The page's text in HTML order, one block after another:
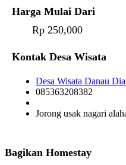
Harga Mulai Dari
Rp 250,000
Kontak Desa Wisata
Desa Wisata Danau
085363208382
Jorong usak nagari
Bagikan Homestay